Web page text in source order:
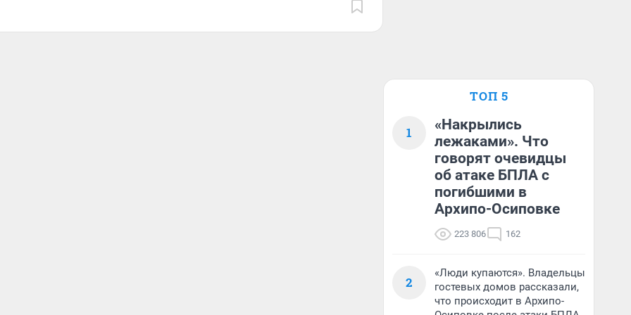
ТОП 5
1
«Накрылись
лежаками». Что
говорят очевидцы
об атаке БПЛА с
погибшими в
Архипо-Осиповке
223 806 162
2
«Люди купаются». Владельцы
гостевых домов рассказали,
что происходит в Архипо-